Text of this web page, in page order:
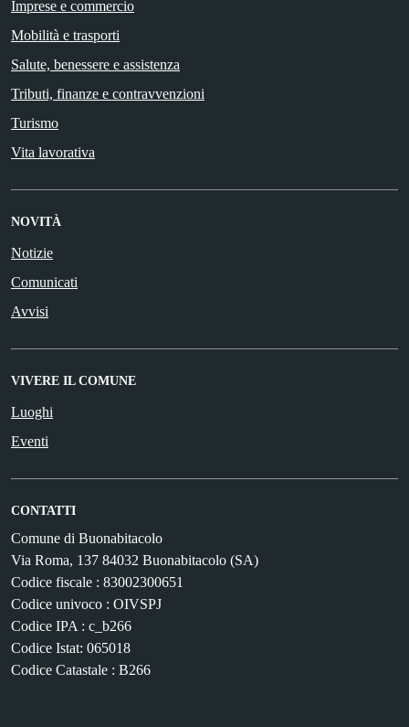
Imprese e commercio
Mobilità e trasporti
Salute, benessere e assistenza
Tributi, finanze e contravvenzioni
Turismo
Vita lavorativa
NOVITÀ
Notizie
Comunicati
Avvisi
VIVERE IL COMUNE
Luoghi
Eventi
CONTATTI
Comune di Buonabitacolo
Via Roma, 137 84032 Buonabitacolo (SA)
Codice fiscale : 83002300651
Codice univoco : OIVSPJ
Codice IPA : c_b266
Codice Istat: 065018
Codice Catastale : B266